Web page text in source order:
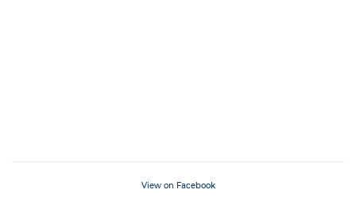
View on Facebook